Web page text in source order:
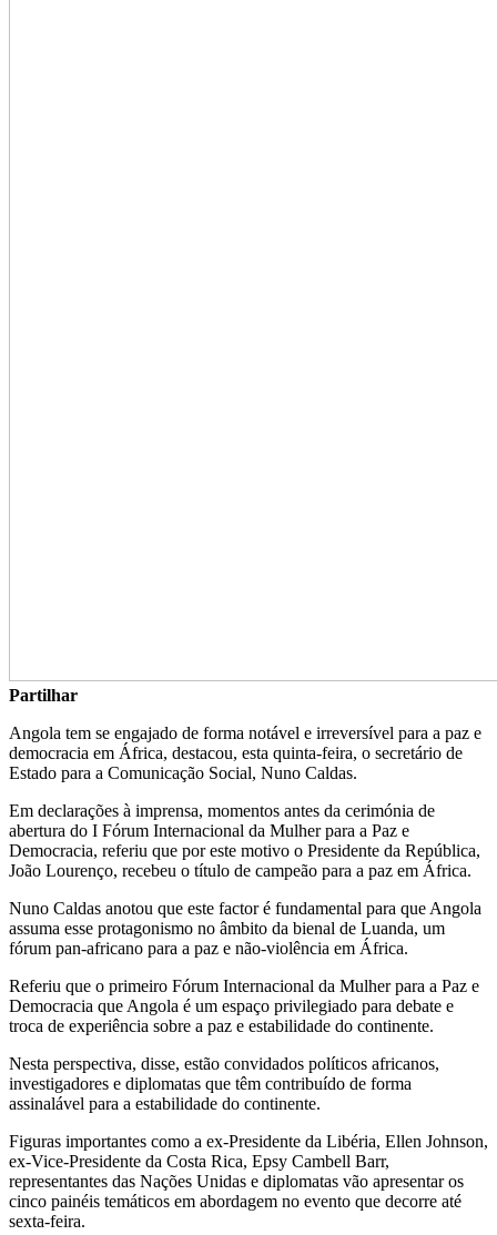
Partilhar
Angola tem se engajado de forma notável e irreversível para a paz e
democracia em África, destacou, esta quinta-feira, o secretário de
Estado para a Comunicação Social, Nuno Caldas.
Em declarações à imprensa, momentos antes da cerimónia de
abertura do I Fórum Internacional da Mulher para a Paz e
Democracia, referiu que por este motivo o Presidente da República,
João Lourenço, recebeu o título de campeão para a paz em África.
Nuno Caldas anotou que este factor é fundamental para que Angola
assuma esse protagonismo no âmbito da bienal de Luanda, um
fórum pan-africano para a paz e não-violência em África.
Referiu que o primeiro Fórum Internacional da Mulher para a Paz e
Democracia que Angola é um espaço privilegiado para debate e
troca de experiência sobre a paz e estabilidade do continente.
Nesta perspectiva, disse, estão convidados políticos africanos,
investigadores e diplomatas que têm contribuído de forma
assinalável para a estabilidade do continente.
Figuras importantes como a ex-Presidente da Libéria, Ellen Johnson,
ex-Vice-Presidente da Costa Rica, Epsy Cambell Barr,
representantes das Nações Unidas e diplomatas vão apresentar os
cinco painéis temáticos em abordagem no evento que decorre até
sexta-feira.